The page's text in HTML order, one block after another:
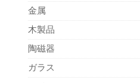
金属
木製品
陶磁器
ガラス